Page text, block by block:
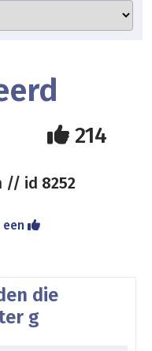
214
// id 8252
die
g